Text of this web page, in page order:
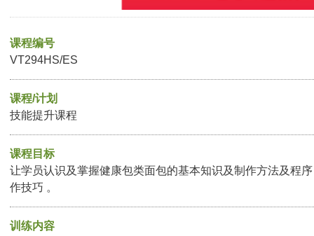
课程编号
VT294HS/ES
课程/计划
技能提升课程
课程目标
让学员认识及掌握健康包类面包的基本知识及制作方法及程
作技巧 。
训练内容